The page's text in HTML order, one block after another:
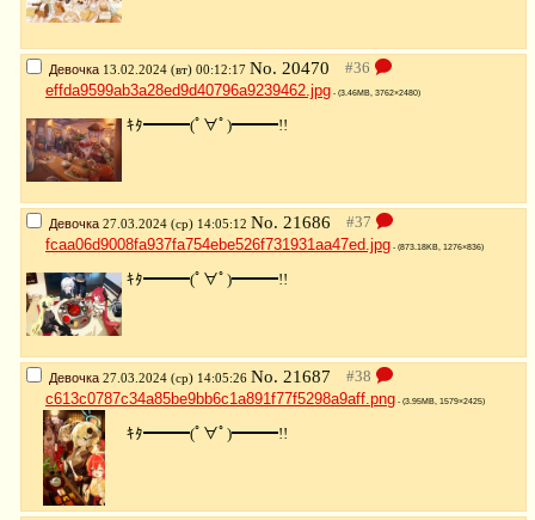
Девочка 13.02.2024 (вт) 00:12:17 No. 20470
effda9599ab3a28ed9d40796a9239462.jpg - (3.46MB, 3762×2480)
ｷﾀ━━━(ﾟ∀ﾟ)━━━!!
Девочка 27.03.2024 (ср) 14:05:12 No. 21686
fcaa06d9008fa937fa754ebe526f731931aa47ed.jpg - (873.18KB, 1276×836)
ｷﾀ━━━(ﾟ∀ﾟ)━━━!!
Девочка 27.03.2024 (ср) 14:05:26 No. 21687
c613c0787c34a85be9bb6c1a891f77f5298a9aff.png - (3.95MB, 1579×2425)
ｷﾀ━━━(ﾟ∀ﾟ)━━━!!